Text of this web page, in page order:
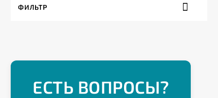
ФИЛЬТР
ЕСТЬ ВОПРОСЫ?